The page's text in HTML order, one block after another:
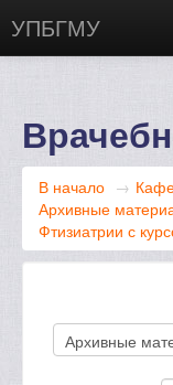
УПБГМУ
Русский ‎(ru)‎
В начало →
Архивные
Фтизиатрии с